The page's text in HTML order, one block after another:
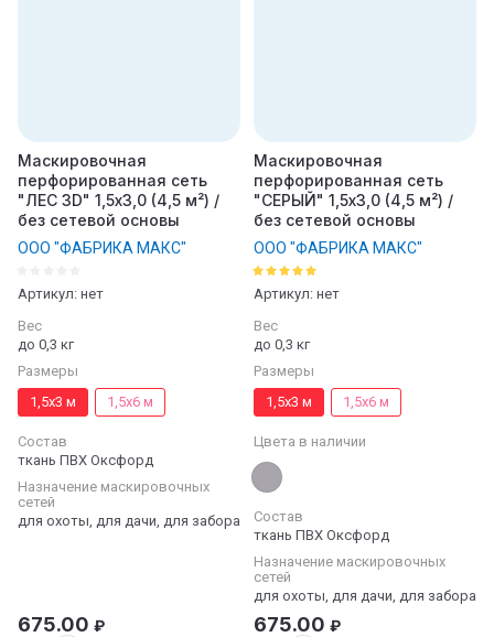
Маскировочная
перфорированная сеть
"ЛЕС 3D" 1,5х3,0 (4,5 м²) /
без сетевой основы
ООО "ФАБРИКА МАКС"
Артикул: нет
Вес
до 0,3 кг
Размеры
1,5х3 м
1,5х6 м
Состав
ткань ПВХ Оксфорд
Назначение маскировочных
сетей
для охоты, для дачи, для забора
675.00 ₽
Маскировочная
перфорированная сеть
"СЕРЫЙ" 1,5х3,0 (4,5 м²) /
без сетевой основы
ООО "ФАБРИКА МАКС"
Артикул: нет
Вес
до 0,3 кг
Размеры
1,5х3 м
1,5х6 м
Цвета в наличии
Состав
ткань ПВХ Оксфорд
Назначение маскировочных
сетей
для охоты, для дачи, для забора
675.00 ₽